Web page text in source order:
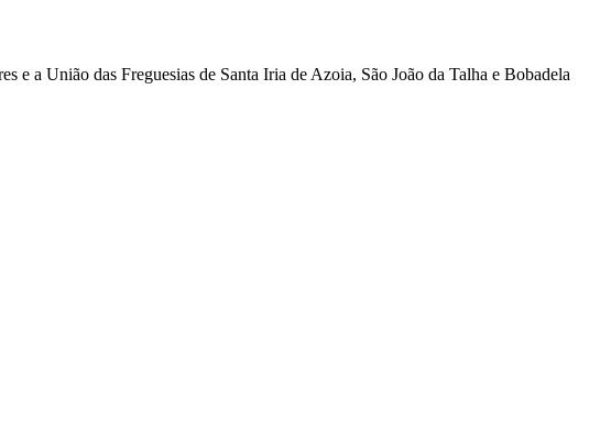
a União das Freguesias de Santa Iria de Azoia, São João da Talha e Bobadela